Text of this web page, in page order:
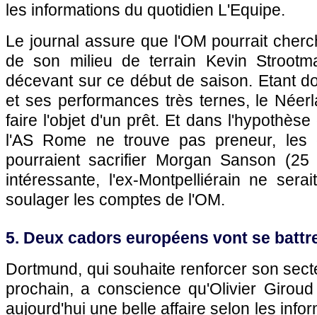
les informations du quotidien L'Equipe.
Le journal assure que l'OM pourrait
de son milieu de terrain Kevin
décevant sur ce début de saison. Etant
et ses performances très ternes, le
faire l'objet d'un prêt. Et dans
l'AS Rome ne trouve pas preneur, les
pourraient sacrifier Morgan Sanson
intéressante, l'ex-Montpelliérain ne
soulager les comptes de l'OM.
5. Deux cadors européens vont se
Dortmund, qui souhaite renforcer son
prochain, a conscience qu'Olivier
aujourd'hui une belle affaire selon les